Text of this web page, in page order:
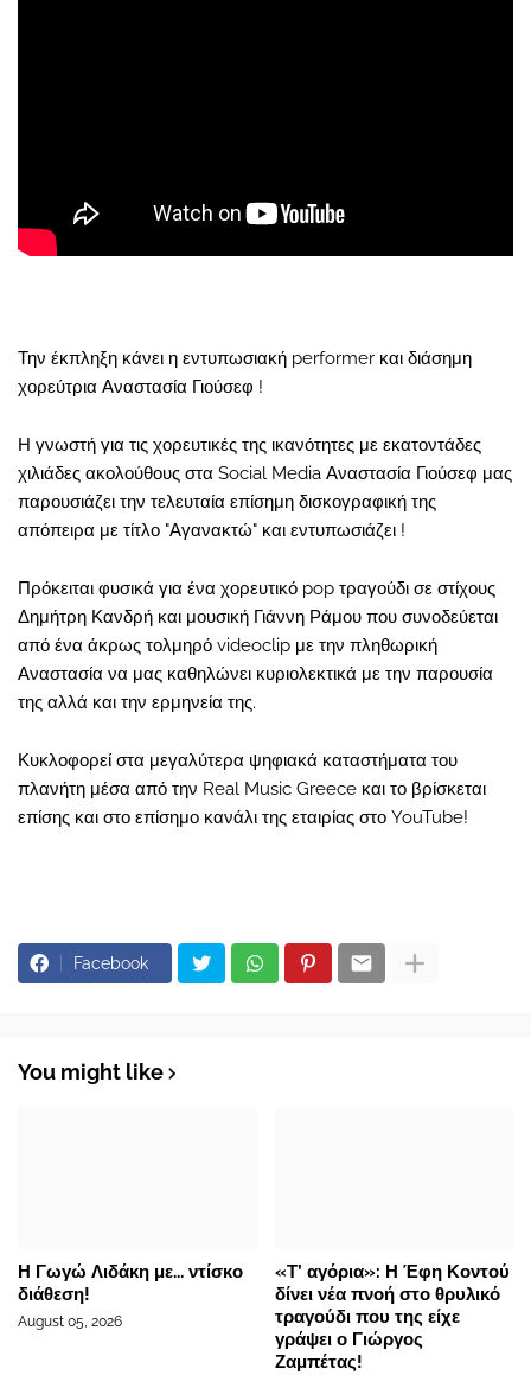
Την έκπληξη κάνει η εντυπωσιακή performer και διάσημη
χορεύτρια Αναστασία Γιούσεφ !
Η γνωστή για τις χορευτικές της ικανότητες με εκατοντάδες
χιλιάδες ακολούθους στα Social Media Αναστασία Γιούσεφ μας
παρουσιάζει την τελευταία επίσημη δισκογραφική της
απόπειρα με τίτλο "Αγανακτώ" και εντυπωσιάζει !
Πρόκειται φυσικά για ένα χορευτικό pop τραγούδι σε στίχους
Δημήτρη Κανδρή και μουσική Γιάννη Ράμου που συνοδεύεται
από ένα άκρως τολμηρό videoclip με την πληθωρική
Αναστασία να μας καθηλώνει κυριολεκτικά με την παρουσία
της αλλά και την ερμηνεία της.
Κυκλοφορεί στα μεγαλύτερα ψηφιακά καταστήματα του
πλανήτη μέσα από την Real Music Greece και το βρίσκεται
επίσης και στο επίσημο κανάλι της εταιρίας στο YouTube!
Facebook
You might like
Η Γωγώ Λιδάκη με... ντίσκο
διάθεση!
August 05, 2026
«Τ’ αγόρια»: Η Έφη Κοντού
δίνει νέα πνοή στο θρυλικό
τραγούδι που της είχε
γράψει ο Γιώργος
Ζαμπέτας!